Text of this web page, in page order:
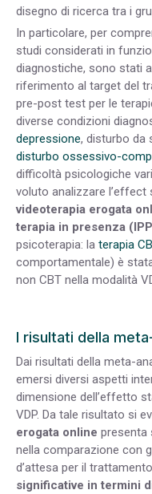
disegno di ricerca tra i
In particolare, per
studi considerati in
diagnostiche, sono stati
riferimento al target del
pre-post test per le
diverse condizioni
depressione, disturbo da
disturbo ossessivo-
difficoltà psicologiche
voluto analizzare l’effect
videoterapia erogata
terapia in presenza
psicoterapia: la terapia
comportamentale) è
non CBT nella modalità
I risultati della
Dai risultati della meta-
emersi diversi aspetti
dimensione dell’effetto
VDP. Da tale risultato si
erogata online presenta
nella comparazione con
d’attesa per il
significative in termini